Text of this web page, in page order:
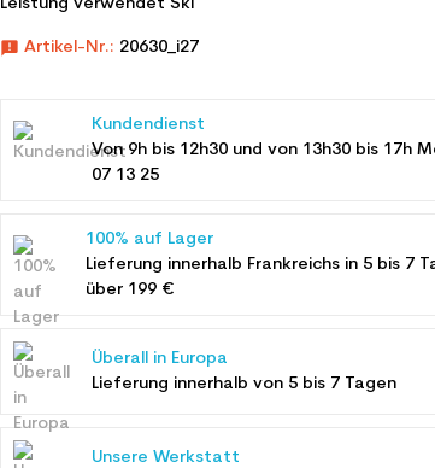
Leistung verwendet Ski
announcement Artikel-Nr.: 20630_i27
Kundendienst
Von 9h bis 12h30 und von 13h30 bis 17h
07 13 25
100% auf Lager
Lieferung innerhalb Frankreichs in 5 bis 7
über 199 €
Überall in Europa
Lieferung innerhalb von 5 bis 7 Tagen
Unsere Werkstatt